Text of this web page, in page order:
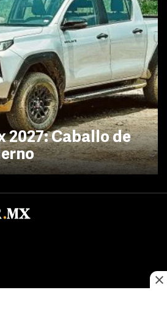
2027: Caballo de